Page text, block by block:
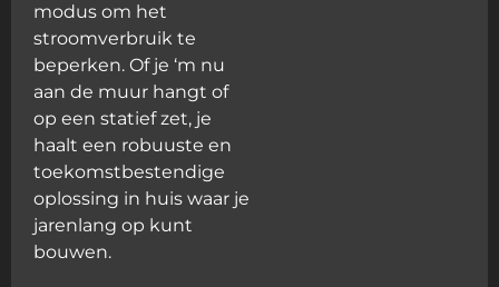
modus om het
stroomverbruik te
beperken. Of je ‘m nu
aan de muur hangt of
op een statief zet, je
haalt een robuuste en
toekomstbestendige
oplossing in huis waar je
jarenlang op kunt
bouwen.